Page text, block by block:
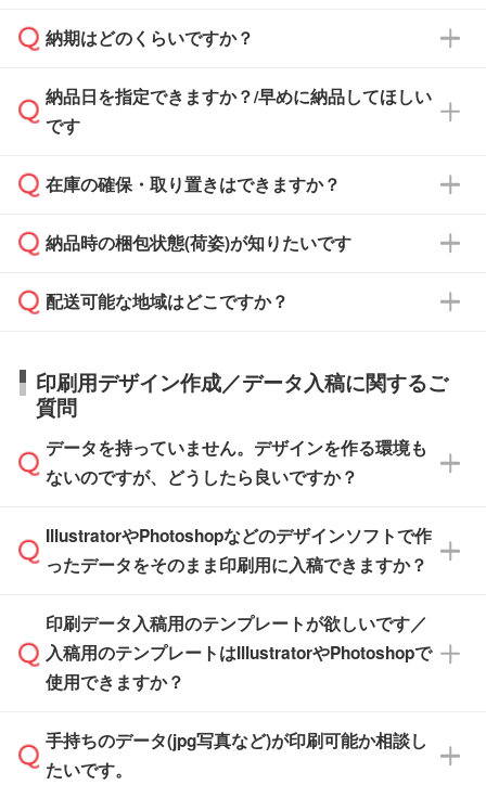
どの場合は、月末締め翌月末払いに対応可能で
また、卒業・卒園記念品で対策委員会や個人様
校や幼稚園・保育園であれば、同様の条件でご
ご希望の際は担当スタッフまでお気軽にご相談
ください。
納品書・領収書は ご依頼をいただいた場合の
ず、通常はPDFデータをメール添付でお送りし
ます。
たは注文フォームの『ご注文に関する備考欄』
納期はどのくらいですか？
・印刷する場合(500個程度)
ご入金、イメージ画像の校了から約2週間～2
ご入金確認後、1～2営業日で出荷いたしま
タッフまでお問い合わせください。
ル」に注文予定日をご入力いただくと、おおよ
その締切日や出荷目安をご確認いただけます。
品が決まりましたらお早めのご発注をお願いい
たします。
※土日祝日を除く営業日換算です。
※沖縄・離島は追加日数がかかります。
納品日を指定できますか？/早めに納品してほしい
です
ご希望の納期がある場合は、お問い合わせ・お
い。
応が可能かご案内いたします。
す。>>対象商品はこちら
※最短出荷日は商品によって異なります。各商
品ページにてご確認ください
在庫の確保・取り置きはできますか？
ご入金確認後に在庫を確保し、注文確定のご連
はできかねますので予めご了承ください。
納品時の梱包状態(荷姿)が知りたいです
商品によって異なります。各ページにある商品
す。(白箱、化粧箱、ブリスターパックなど)
【袋入り】 商品がひとつずつ袋に入っていま
す。(透明袋、デザイン袋など)
【個包装なし】 個包装がされていない状態で
※化粧箱から白箱への入れ替えや、オリジナル
箱の作成は原則承っておりません。
配送可能な地域はどこですか？
日本全国へお届けが可能です。なお、海外への
直接納品は行っておりませんので予めご了承く
ださい。
印刷用デザイン作成／データ入稿に関するご
質問
データを持っていません。デザインを作る環境も
ないのですが、どうしたら良いですか？
無料の「デザインシミュレーター」を使えば、
PCやスマホから簡単にデザインを作成できま
ザインソフトがなくても安心です。
また、「データ作成サービス
せいただければ、弊社にて無料でデザインデー
タを1点作成いたします。
IllustratorやPhotoshopなどのデザインソフトで作
ったデータをそのまま印刷用に入稿できますか？
IllustratorやPhotoshop、CLIP STUDIOなどのデ
ザインソフトでこだわりのデザインを作成した
い方は、完全データ入稿
積・ご注文フォームにアップロードしてご入稿
ください。
印刷データ入稿用のテンプレートが欲しいです／
入稿用のテンプレートはIllustratorやPhotoshopで
使用できますか？
一部商品は入稿用テンプレートのご用意があり
ます。各商品ページの『印刷方法・テンプレー
手持ちのデータ(jpg写真など)が印刷可能か相談し
たいです。